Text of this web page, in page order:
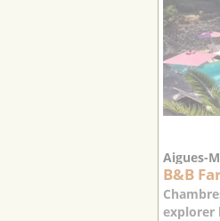
Aigues-
B&B
explorer